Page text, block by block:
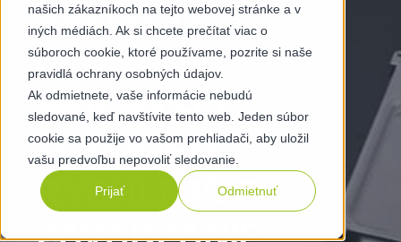
našich zákazníkoch na tejto webovej stránke a v
iných médiách. Ak si chcete prečítať viac o
súboroch cookie, ktoré používame, pozrite si naše
pravidlá ochrany osobných údajov.
Ak odmietnete, vaše informácie nebudú
sledované, keď navštívite tento web. Jeden súbor
cookie sa použije vo vašom prehliadači, aby uložil
vašu predvoľbu nepovoliť sledovanie.
Prijať Odmietnuť
AKO MÔŽE
VÝROBNÝ
PRIEMYSEL
PODPORIŤ
RÝCHLEJŠIE